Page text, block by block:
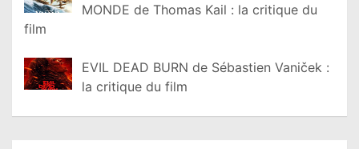
MONDE de Thomas Kail : la critique du
film
EVIL DEAD BURN de Sébastien Vaniček :
la critique du film